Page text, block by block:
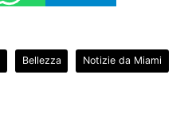
Bellezza Notizie da Miami